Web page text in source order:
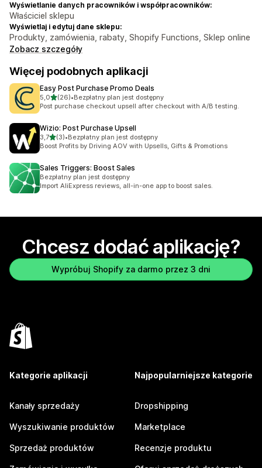
Wyświetlanie danych pracowników i współpracowników:
Właściciel sklepu
Wyświetlaj i edytuj dane sklepu:
Produkty, zamówienia, rabaty, Shopify Functions, Sklep online
Zobacz szczegóły
Więcej podobnych aplikacji
Easy Post Purchase Promo Deals
5,0na 5 gwiazdek
(26)
Łączna liczba recenzji: 26
•Bezpłatny plan jest dostępny
Post purchase checkout upsell after checkout with A/B testing.
Wizio: Post Purchase Upsell
3,7na 5 gwiazdek
(3)
Łączna liczba recenzji: 3
•Bezpłatny plan jest dostępny
Boost Profits by Driving AOV with Upsells, Gifts & Promotions
Sales Triggers: Boost Sales
Bezpłatny plan jest dostępny
Import AliExpress reviews, all-in-one app to boost sales.
Chcesz dodać aplikację?
Wypróbuj Shopify za darmo przez 3 dni
Kategorie aplikacji
Kanały sprzedaży
Wyszukiwanie produktów
Sprzedaż produktów
Najpopularniejsze kategorie
Dropshipping
Marketplace
Recenzje produktu